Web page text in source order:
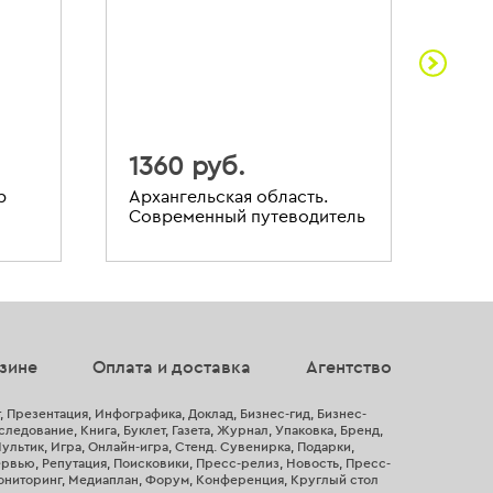
1360 руб.
Архангельская область.
Современный путеводитель
Оплата и доставка Агентство
Презентация, Инфографика, Доклад, Бизнес-гид, Бизнес-
Книга, Буклет, Газета, Журнал, Упаковка, Бренд,
Игра, Онлайн-игра, Стенд. Сувенирка, Подарки,
Репутация, Поисковики, Пресс-релиз, Новость, Пресс-
Медиаплан, Форум, Конференция, Круглый стол